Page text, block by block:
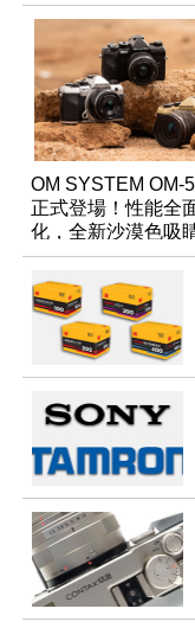
OM SYSTEM OM-5
正式登場！性能全
化，全新沙漠色吸